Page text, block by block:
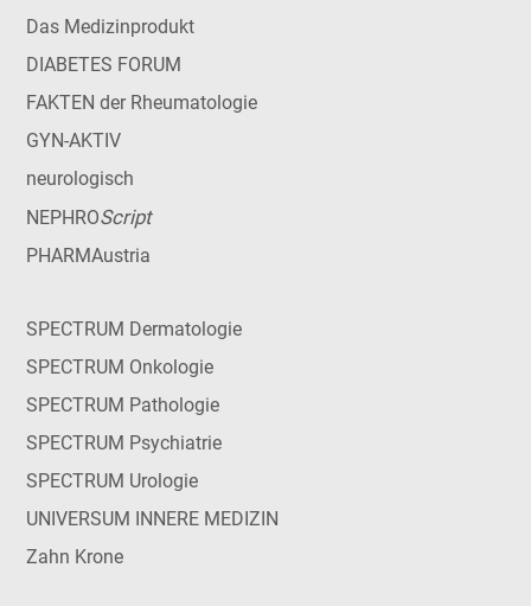
Das Medizinprodukt
DIABETES FORUM
FAKTEN der Rheumatologie
GYN-AKTIV
neurologisch
NEPHROScript
PHARMAustria
SPECTRUM Dermatologie
SPECTRUM Onkologie
SPECTRUM Pathologie
SPECTRUM Psychiatrie
SPECTRUM Urologie
UNIVERSUM INNERE MEDIZIN
Zahn Krone